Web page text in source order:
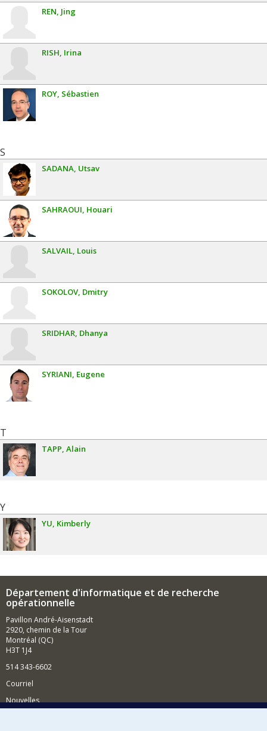
REN Jing
RISH Irina
ROY Sébastien
S
SADANA Utsav
SAHRAOUI Houari
SALVAIL Louis
SOKOLOV Dmitry
SRIDHAR Dhanya
SYRIANI Eugene
T
TAPP Alain
Y
YU Kimberly
Département d'informatique et de recherche
opérationnelle
Pavillon André-Aisenstadt
2920, chemin de la Tour
Montréal (QC)
H3T 1J4
514 343-6602
Courriel
Nouvelles